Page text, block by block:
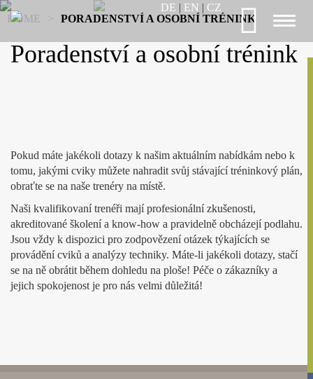
DE | EN | CZ
HOME > PORADENSTVÍ A OSOBNÍ TRÉNINK
Poradenství a osobní trénink
Pokud máte jakékoli dotazy k našim aktuálním nabídkám nebo k
tomu, jakými cviky můžete nahradit svůj stávající tréninkový plán,
obraťte se na naše trenéry na místě.
Naši kvalifikovaní trenéři mají profesionální zkušenosti,
akreditované školení a know-how a pravidelně obcházejí podlahu.
Jsou vždy k dispozici pro zodpovězení otázek týkajících se
provádění cviků a analýzy techniky. Máte-li jakékoli dotazy, stačí
se na ně obrátit během dohledu na ploše! Péče o zákazníky a
jejich spokojenost je pro nás velmi důležitá!